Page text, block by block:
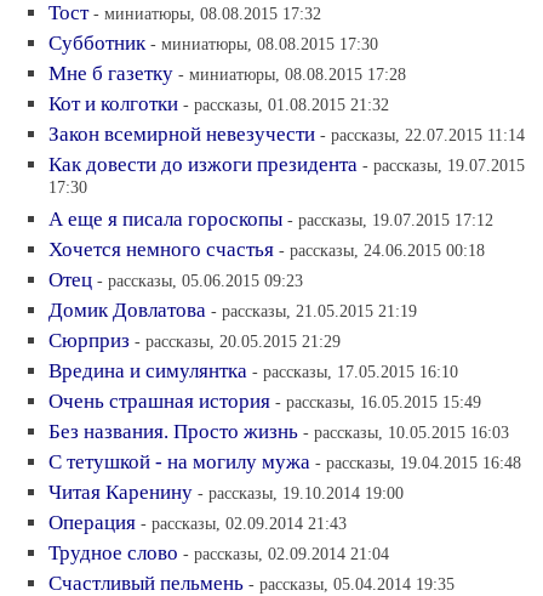
Тост - миниатюры, 08.08.2015 17:32
Субботник - миниатюры, 08.08.2015 17:30
Мне б газетку - миниатюры, 08.08.2015 17:28
Кот и колготки - рассказы, 01.08.2015 21:32
Закон всемирной невезучести - рассказы, 22.07.2015 11:14
Как довести до изжоги президента - рассказы, 19.07.2015
17:30
А еще я писала гороскопы - рассказы, 19.07.2015 17:12
Хочется немного счастья - рассказы, 24.06.2015 00:18
Отец - рассказы, 05.06.2015 09:23
Домик Довлатова - рассказы, 21.05.2015 21:19
Сюрприз - рассказы, 20.05.2015 21:29
Вредина и симулянтка - рассказы, 17.05.2015 16:10
Очень страшная история - рассказы, 16.05.2015 15:49
Без названия. Просто жизнь - рассказы, 10.05.2015 16:03
С тетушкой - на могилу мужа - рассказы, 19.04.2015 16:48
Читая Каренину - рассказы, 19.10.2014 19:00
Операция - рассказы, 02.09.2014 21:43
Трудное слово - рассказы, 02.09.2014 21:04
Счастливый пельмень - рассказы, 05.04.2014 19:35